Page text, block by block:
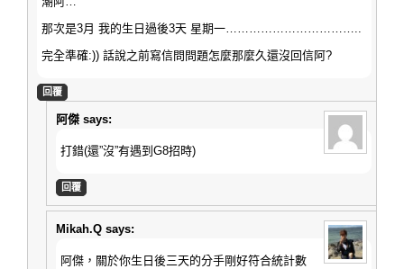
那次是3月 我的生日過後3天 星期一……………………………..
完全準確:)) 話說之前寫信問問題怎麼那麼久還沒回信阿?
回覆
阿傑 says:
打錯(還”沒”有遇到G8招時)
回覆
Mikah.Q says:
阿傑，關於你生日後三天的分手剛好符合統計數